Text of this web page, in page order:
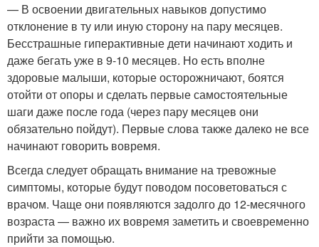
— В освоении двигательных навыков допустимо
отклонение в ту или иную сторону на пару месяцев.
Бесстрашные гиперактивные дети начинают ходить и
даже бегать уже в 9-10 месяцев. Но есть вполне
здоровые малыши, которые осторожничают, боятся
отойти от опоры и сделать первые самостоятельные
шаги даже после года (через пару месяцев они
обязательно пойдут). Первые слова также далеко не все
начинают говорить вовремя.
Всегда следует обращать внимание на тревожные
симптомы, которые будут поводом посоветоваться с
врачом. Чаще они появляются задолго до 12-месячного
возраста — важно их вовремя заметить и своевременно
прийти за помощью.